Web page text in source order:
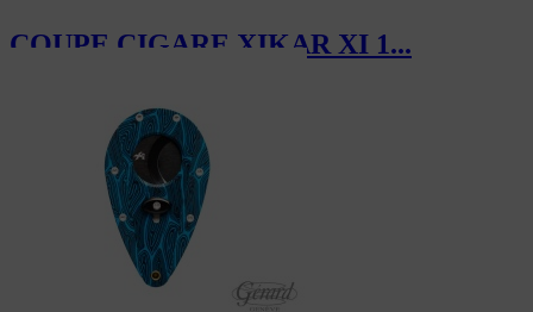
COUPE CIGARE XIKAR XI 1...